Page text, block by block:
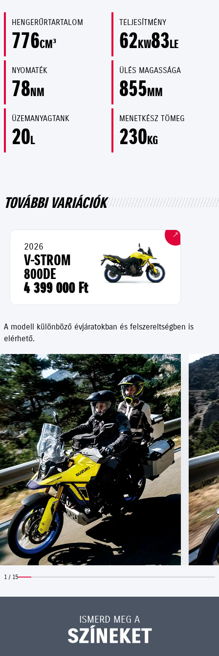
HENGERŰRTARTALOM
776CM³
TELJESÍTMÉNY
62KW83LE
NYOMATÉK
78NM
ÜLÉS MAGASSÁGA
855MM
ÜZEMANYAGTANK
20L
MENETKÉSZ TÖMEG
230KG
TOVÁBBI VARIÁCIÓK
2026
V-STROM
800DE
4 399 000 Ft
A modell különböző évjáratokban és felszereltségben is
elérhető.
1 / 15
ISMERD MEG A
SZÍNEKET